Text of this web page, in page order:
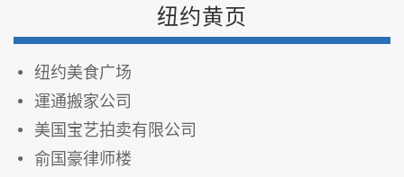
纽约黄页
纽约美食广场
運通搬家公司
美国宝艺拍卖有限公司
俞国豪律师楼